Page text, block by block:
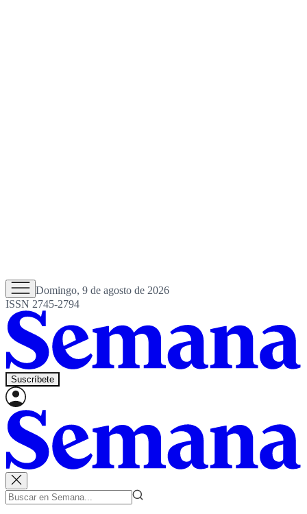
Domingo, 9 de agosto de 2026
ISSN 2745-2794
Suscríbete